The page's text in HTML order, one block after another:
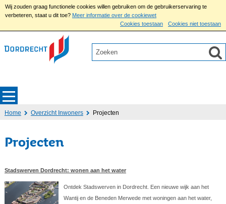
Wij zouden graag functionele cookies willen gebruiken om de gebruikerservaring te
verbeteren, staat u dit toe? Meer informatie over de cookiewet
Cookies toestaan
Cookies niet toestaan
Home Overzicht Inwoners Projecten
Projecten
Stadswerven Dordrecht: wonen aan het water
Ontdek Stadswerven in Dordrecht. Een nieuwe wijk aan het
Wantij en de Beneden Merwede met woningen aan het water,